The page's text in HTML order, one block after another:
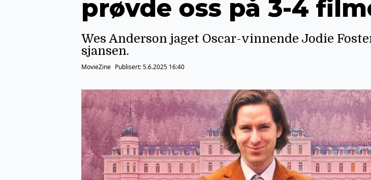
prøvde oss på 3-4
Wes Anderson jaget Oscar-vinnende Jodie
sjansen.
MovieZine Publisert:5.6.2025 16:40